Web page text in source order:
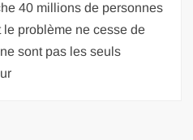
40 millions de personnes
le problème ne cesse de
sont pas les seuls